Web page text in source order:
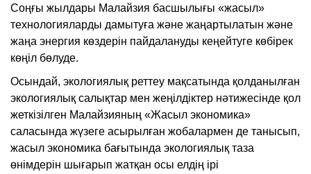
Соңғы жылдары Малайзия басшылығы «жасыл»
технологияларды дамытуға және жаңартылатын және
жаңа энергия көздерін пайдалануды кеңейтуге көбірек
көңіл бөлуде.
Осындай, экологиялық реттеу мақсатында қолданылған
экологиялық салықтар мен жеңілдіктер нәтижесінде қол
жеткізілген Малайзияның «Жасыл экономика»
саласында жүзеге асырылған жобалармен де танысып,
жасыл экономика бағытында экологиялық таза
өнімдерін шығарып жатқан осы елдің ірі